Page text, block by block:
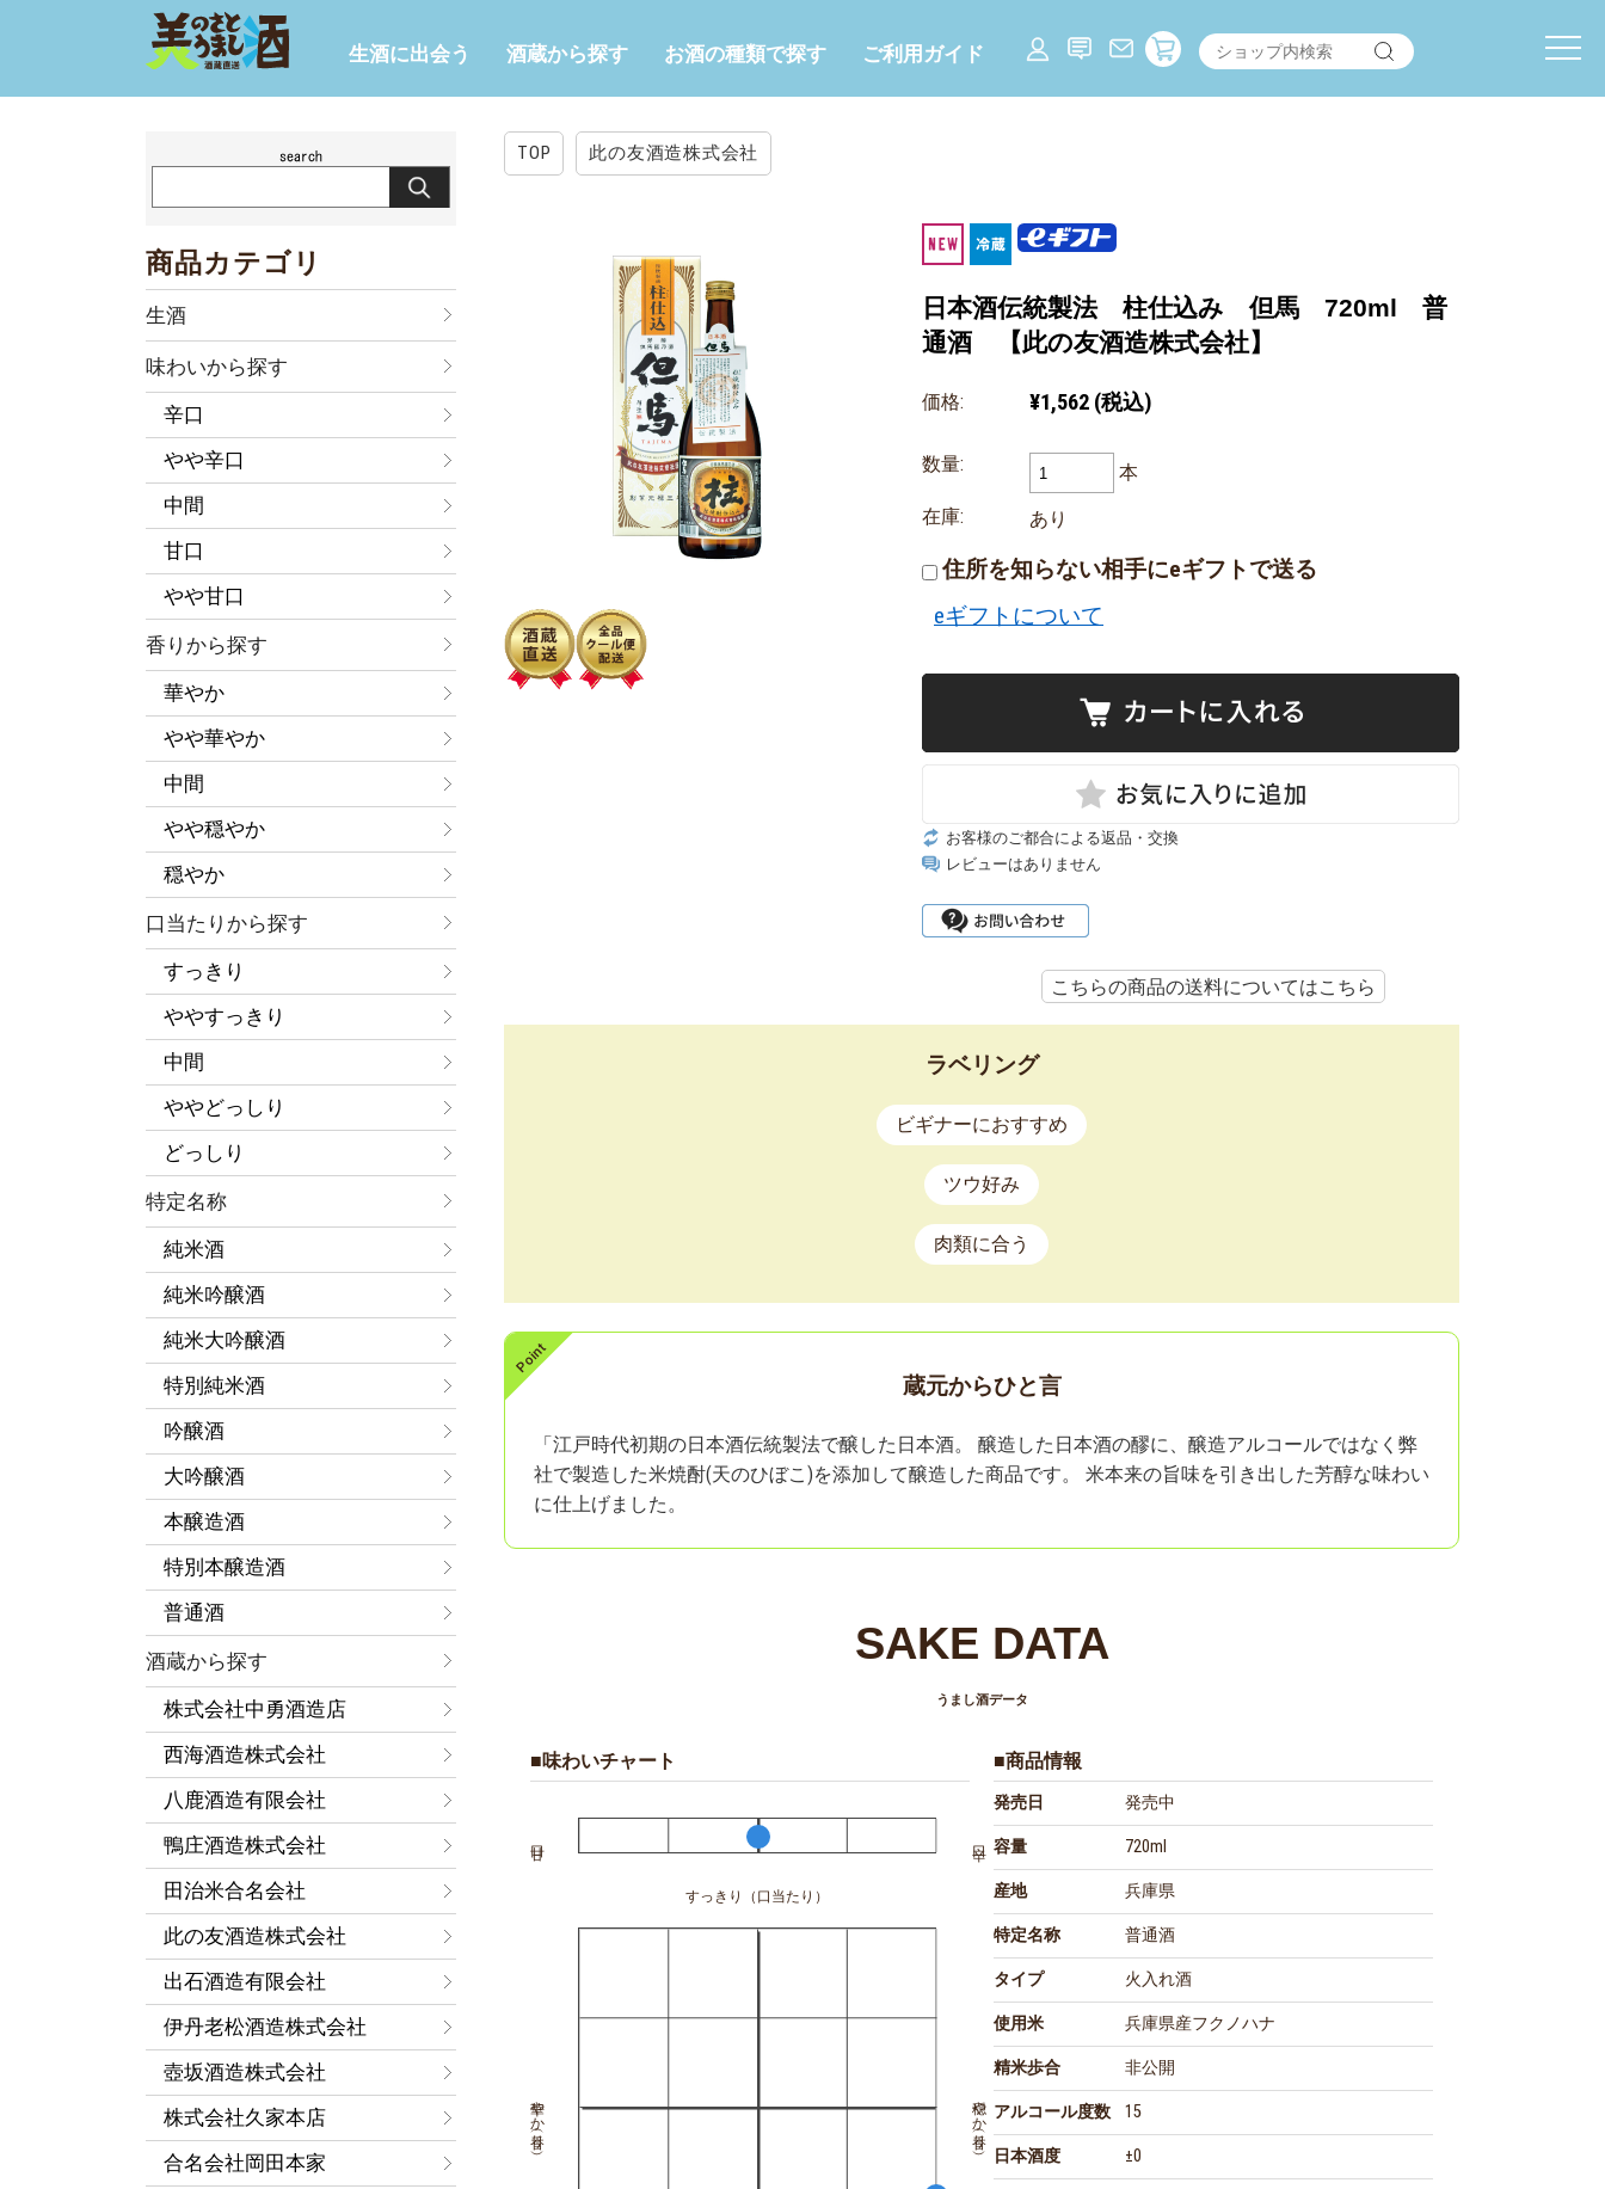
生酒に出会う 酒蔵から探す お酒の種類で探す ご利用ガイド
TOP 此の友酒造株式会社
日本酒伝統製法 柱仕込み 但馬 720ml 普
通酒 【此の友酒造株式会社】
価格: ¥1,562 (税込)
数量:
本
在庫:
あり
住所を知らない相手にeギフトで送る
eギフトについて
お客様のご都合による返品・交換
レビューはありません
こちらの商品の送料についてはこちら
ラベリング
ビギナーにおすすめ
ツウ好み
肉類に合う
蔵元からひと言
「江戸時代初期の日本酒伝統製法で醸した日本酒。 醸造した日本酒の醪に、醸造アルコールではなく弊
社で製造した米焼酎(天のひぼこ)を添加して醸造した商品です。 米本来の旨味を引き出した芳醇な味わい
に仕上げました。
SAKE DATA
うまし酒データ
■味わいチャート
すっきり（口当たり）
華やか（香り） 穏やか（香り）
■商品情報
発売日 発売中
容量 720ml
産地 兵庫県
特定名称 普通酒
タイプ 火入れ酒
使用米 兵庫県産フクノハナ
精米歩合 非公開
アルコール度数 15
日本酒度 ±0
商品カテゴリ
生酒
味わいから探す
辛口
やや辛口
中間
甘口
やや甘口
香りから探す
華やか
やや華やか
中間
やや穏やか
穏やか
口当たりから探す
すっきり
ややすっきり
中間
ややどっしり
どっしり
特定名称
純米酒
純米吟醸酒
純米大吟醸酒
特別純米酒
吟醸酒
大吟醸酒
本醸造酒
特別本醸造酒
普通酒
酒蔵から探す
株式会社中勇酒造店
西海酒造株式会社
八鹿酒造有限会社
鴨庄酒造株式会社
田治米合名会社
此の友酒造株式会社
出石酒造有限会社
伊丹老松酒造株式会社
壺坂酒造株式会社
株式会社久家本店
合名会社岡田本家